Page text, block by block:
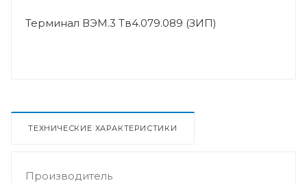
Терминал ВЭМ.3 Тв4.079.089 (ЗИП)
ТЕХНИЧЕСКИЕ ХАРАКТЕРИСТИКИ
Производитель